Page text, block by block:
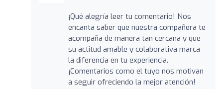
¡Qué alegría leer tu comentario! Nos
encanta saber que nuestra compañera te
acompaña de manera tan cercana y que
su actitud amable y colaborativa marca
la diferencia en tu experiencia.
¡Comentarios como el tuyo nos motivan
a seguir ofreciendo la mejor atención!